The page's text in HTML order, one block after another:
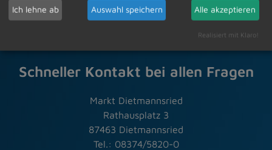
Schneller Kontakt bei allen Fragen
Markt Dietmannsried
Rathausplatz 3
87463 Dietmannsried
Tel.: 08374/5820-0
Ich lehne ab Auswahl speichern Alle akzeptieren
Realisiert mit Klaro!